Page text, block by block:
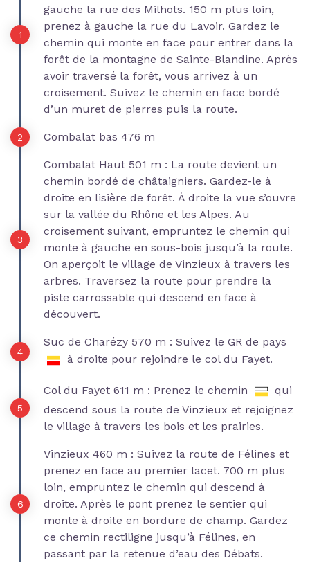
gauche la rue des Milhots. 150 m plus loin,
prenez à gauche la rue du Lavoir. Gardez le
chemin qui monte en face pour entrer dans la
forêt de la montagne de Sainte-Blandine. Après
avoir traversé la forêt, vous arrivez à un
croisement. Suivez le chemin en face bordé
d’un muret de pierres puis la route.
Combalat bas 476 m
Combalat Haut 501 m : La route devient un
chemin bordé de châtaigniers. Gardez-le à
droite en lisière de forêt. À droite la vue s’ouvre
sur la vallée du Rhône et les Alpes. Au
croisement suivant, empruntez le chemin qui
monte à gauche en sous-bois jusqu’à la route.
On aperçoit le village de Vinzieux à travers les
arbres. Traversez la route pour prendre la
piste carrossable qui descend en face à
découvert.
Suc de Charézy 570 m : Suivez le GR de pays
à droite pour rejoindre le col du Fayet.
Col du Fayet 611 m : Prenez le chemin
qui
descend sous la route de Vinzieux et rejoignez
le village à travers les bois et les prairies.
Vinzieux 460 m : Suivez la route de Félines et
prenez en face au premier lacet. 700 m plus
loin, empruntez le chemin qui descend à
droite. Après le pont prenez le sentier qui
monte à droite en bordure de champ. Gardez
ce chemin rectiligne jusqu’à Félines, en
passant par la retenue d’eau des Débats.